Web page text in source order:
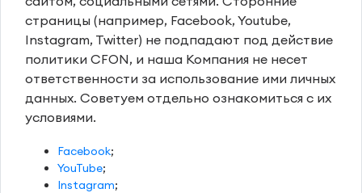
страницы (например, Facebook, Youtube,
Instagram, Twitter) не подпадают под действие
политики CFON, и наша Компания не несет
ответственности за использование ими личных
данных. Советуем отдельно ознакомиться с их
условиями.
Facebook;
YouTube;
Instagram;